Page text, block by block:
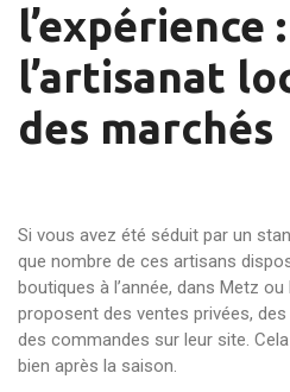
l’expérience
l’artisanat
des marchés
Si vous avez été séduit par un
que nombre de ces artisans
boutiques à l’année, dans Metz
proposent des ventes privées,
des commandes sur leur site.
bien après la saison.